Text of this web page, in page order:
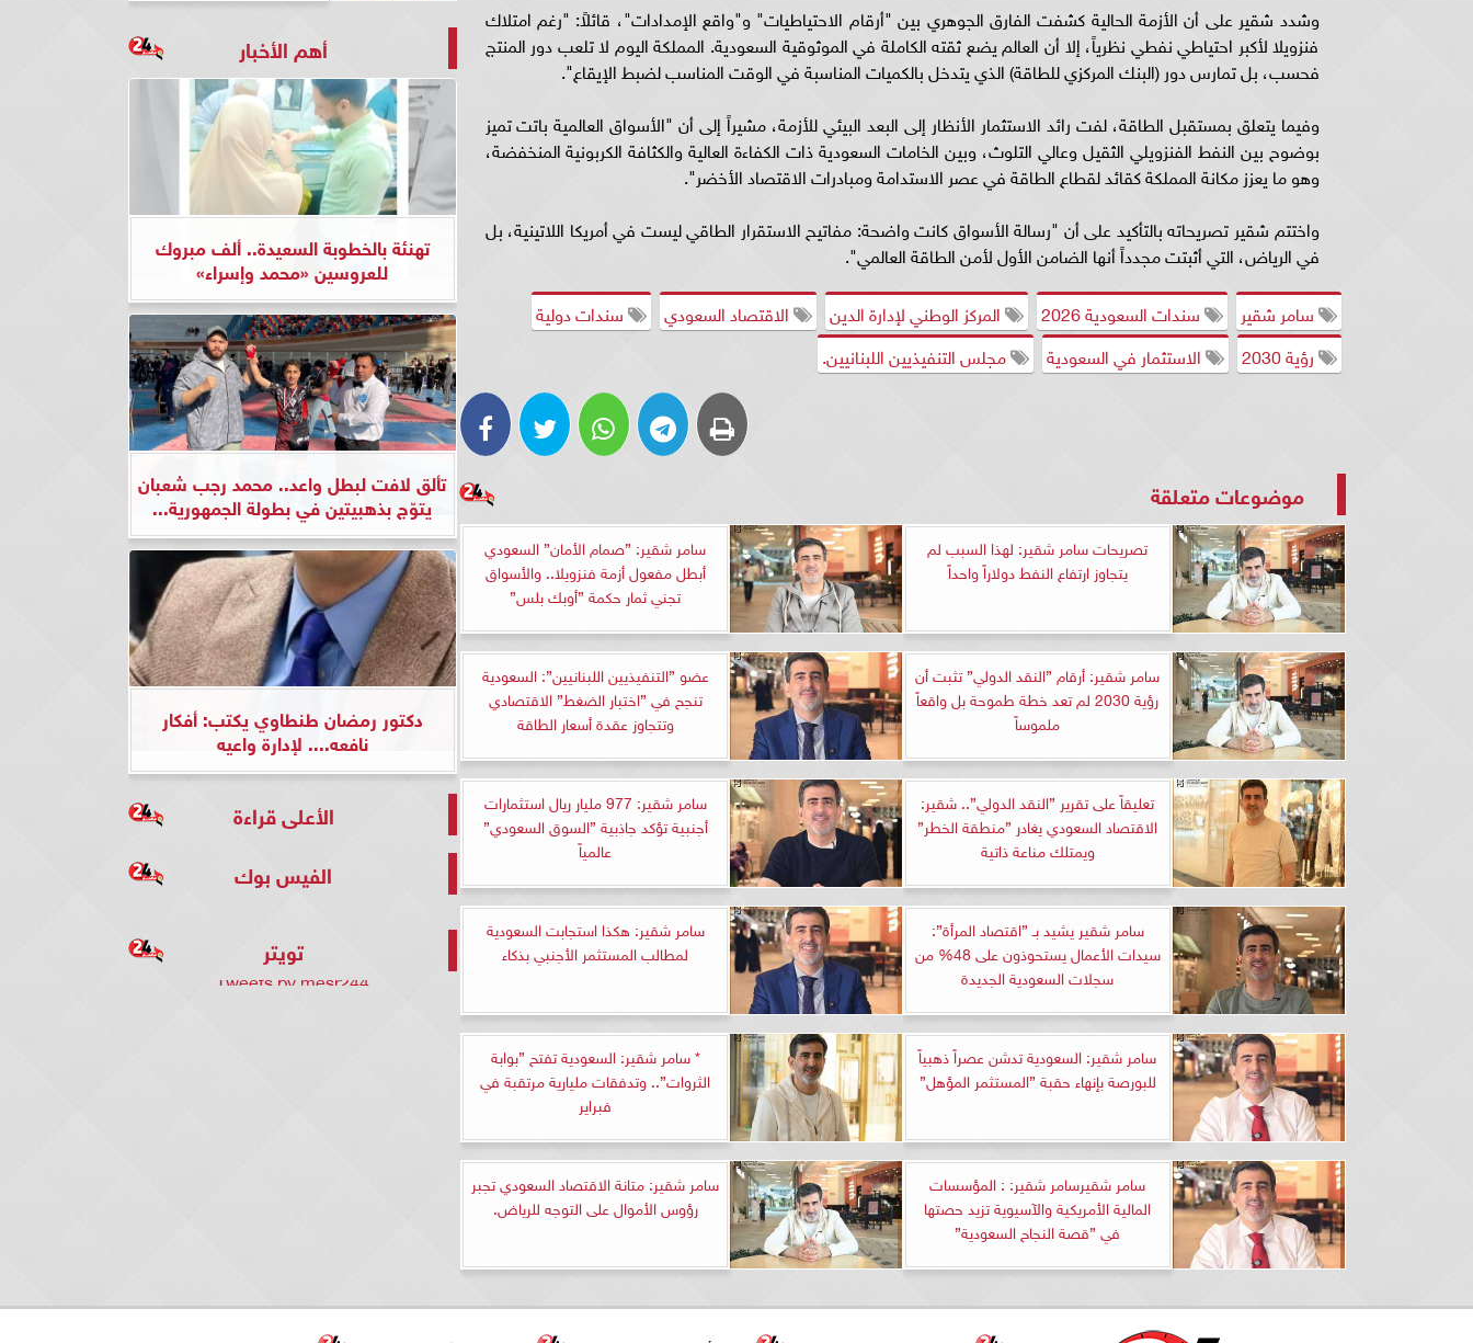
وشدد شقير على أن الأزمة الحالية كشفت الفارق الجوهري بين "أرقام الاحتياطيات" و"واقع الإمدادات"، قائلاً: "رغم امتلاك
فنزويلا لأكبر احتياطي نفطي نظرياً، إلا أن العالم يضع ثقته الكاملة في الموثوقية السعودية. المملكة اليوم لا تلعب دور المنتج
فحسب، بل تمارس دور (البنك المركزي للطاقة) الذي يتدخل بالكميات المناسبة في الوقت المناسب لضبط الإيقاع".
وفيما يتعلق بمستقبل الطاقة، لفت رائد الاستثمار الأنظار إلى البعد البيئي للأزمة، مشيراً إلى أن "الأسواق العالمية باتت تميز
بوضوح بين النفط الفنزويلي الثقيل وعالي التلوث، وبين الخامات السعودية ذات الكفاءة العالية والكثافة الكربونية المنخفضة،
وهو ما يعزز مكانة المملكة كقائد لقطاع الطاقة في عصر الاستدامة ومبادرات الاقتصاد الأخضر".
واختتم شقير تصريحاته بالتأكيد على أن "رسالة الأسواق كانت واضحة: مفاتيح الاستقرار الطاقي ليست في أمريكا اللاتينية، بل
في الرياض، التي أثبتت مجدداً أنها الضامن الأول لأمن الطاقة العالمي".
سامر شقير
سندات السعودية 2026 المركز الوطني لإدارة الدين الاقتصاد السعودي
سندات دولية
رؤية 2030
الاستثمار في السعودية مجلس التنفيذيين اللبنانيين.
موضوعات متعلقة
تصريحات سامر شقير: لهذا السبب لم
يتجاوز ارتفاع النفط دولاراً واحداً
سامر شقير: ”صمام الأمان” السعودي
أبطل مفعول أزمة فنزويلا.. والأسواق
تجني ثمار حكمة ”أوبك بلس”
سامر شقير: أرقام ”النقد الدولي” تثبت أن
رؤية 2030 لم تعد خطة طموحة بل واقعاً
ملموساً
عضو ”التنفيذيين اللبنانيين”: السعودية
تنجح في ”اختبار الضغط” الاقتصادي
وتتجاوز عقدة أسعار الطاقة
تعليقاً على تقرير ”النقد الدولي”.. شقير:
الاقتصاد السعودي يغادر ”منطقة الخطر”
ويمتلك مناعة ذاتية
سامر شقير: 977 مليار ريال استثمارات
أجنبية تؤكد جاذبية ”السوق السعودي”
عالمياً
سامر شقير يشيد بـ ”اقتصاد المرأة”:
سيدات الأعمال يستحوذون على 48% من
سجلات السعودية الجديدة
سامر شقير: هكذا استجابت السعودية
لمطالب المستثمر الأجنبي بذكاء
سامر شقير: السعودية تدشن عصراً ذهبياً
للبورصة بإنهاء حقبة ”المستثمر المؤهل”
* سامر شقير: السعودية تفتح ”بوابة
الثروات”.. وتدفقات مليارية مرتقبة في
فبراير
سامر شقيرسامر شقير: : المؤسسات
المالية الأمريكية والآسيوية تزيد حصتها
في ”قصة النجاح السعودية”
سامر شقير: متانة الاقتصاد السعودي تجبر
رؤوس الأموال على التوجه للرياض.
أهم الأخبار
تهنئة بالخطوبة السعيدة.. ألف مبروك
للعروسين «محمد وإسراء»
تألق لافت لبطل واعد.. محمد رجب شعبان
يتوّج بذهبيتين في بطولة الجمهورية...
دكتور رمضان طنطاوي يكتب: أفكار
نافعه.... لإدارة واعيه
الأعلى قراءة
الفيس بوك
تويتر
Tweets by mesr244